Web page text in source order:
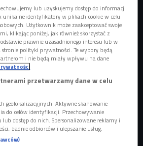
się przygotować, w praktyce wygląda
tego czasu na przygotowanie. W
pewno skupiamy się przynajmniej na
i powolnym, płynnym
nartach. Natomiast jeżeli tylko
lub uzyskujemy dostęp do informacji
unikalne identyfikatory w plikach cookie w celu
Użytkownik może zaakceptować swoje
klikając poniżej, jak również skorzystać z
prawnie uzasadnionego interesu lub w
polityki prywatności. Te wybory będą
i nie będą miały wpływu na dane
przetwarzamy dane w celu
geolokalizacyjnych. Aktywne skanowanie
do celów identyfikacji. Przechowywanie
dostęp do nich. Spersonalizowane reklamy i
badnie odbiorców i ulepszanie usług.